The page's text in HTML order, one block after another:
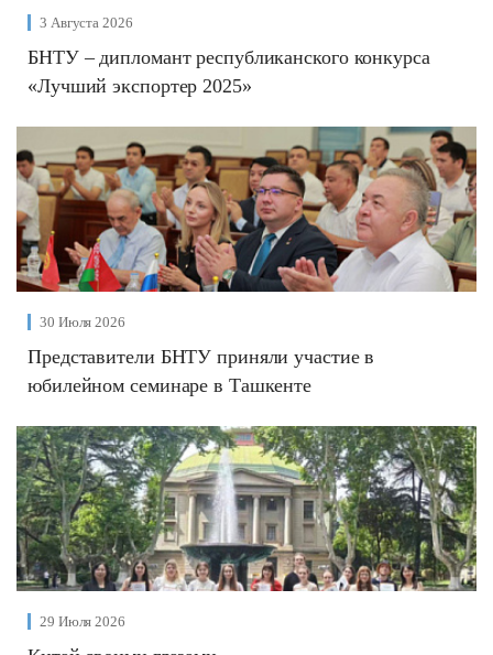
3 Августа 2026
БНТУ – дипломант республиканского конкурса
«Лучший экспортер 2025»
30 Июля 2026
Представители БНТУ приняли участие в
юбилейном семинаре в Ташкенте
29 Июля 2026